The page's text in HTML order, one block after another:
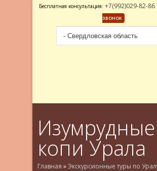
Бесплатная консультация: +7(992)029-82-86
ЗВОНОК
Изумрудные
копи Урала
Главная »Экскурсионные туры по